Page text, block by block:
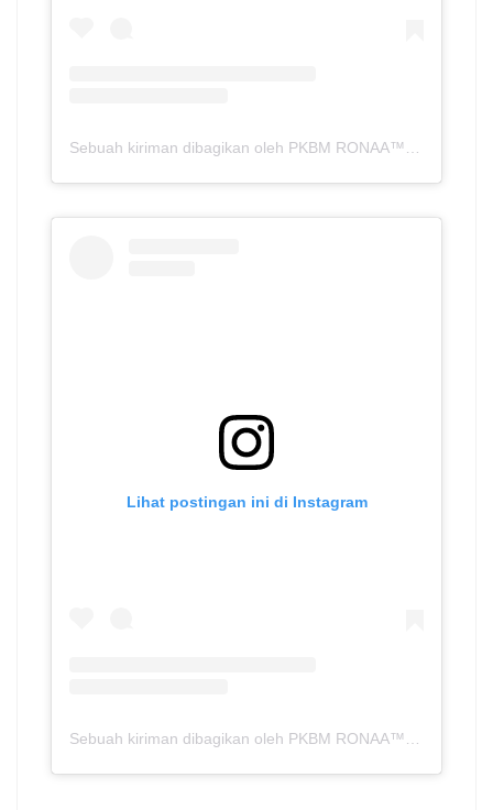
Sebuah kiriman dibagikan oleh PKBM RONAA™ | Metro – Lampung (@pkbmronaa.sch.id)
Lihat postingan ini di Instagram